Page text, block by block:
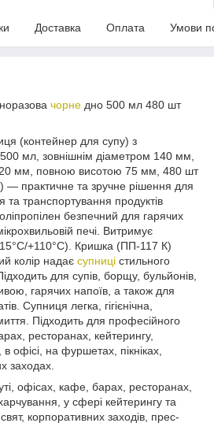
Доставка Оплата Умови
чорне дно 500 мл 480 шт
(контейнер для супу) з
мл, зовнішнім діаметром 140 мм,
мм, повною висотою 75 мм, 480 шт
— практичне та зручне рішення для
та транспортування продуктів
безпечний для гарячих
печі. Витримує
+110°C). Кришка (ПП-117 К)
колір надає супниці стильного
для супів, борщу, бульйонів,
гарячих напоїв, а також для
Супниця легка, гігієнічна,
Підходить для професійного
ресторанах, кейтерингу,
офісі, на фуршетах, пікніках,
заходах.
офісах, кафе, барах, ресторанах,
у сфері кейтерингу та
корпоративних заходів, прес-